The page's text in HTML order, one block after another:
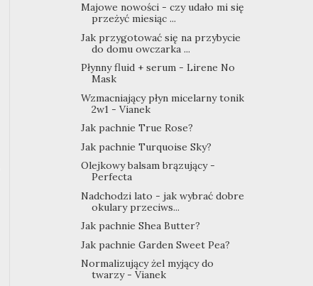
Majowe nowości - czy udało mi się
przeżyć miesiąc ...
Jak przygotować się na przybycie
do domu owczarka ...
Płynny fluid + serum - Lirene No
Mask
Wzmacniający płyn micelarny tonik
2w1 - Vianek
Jak pachnie True Rose?
Jak pachnie Turquoise Sky?
Olejkowy balsam brązujący -
Perfecta
Nadchodzi lato - jak wybrać dobre
okulary przeciws...
Jak pachnie Shea Butter?
Jak pachnie Garden Sweet Pea?
Normalizujący żel myjący do
twarzy - Vianek